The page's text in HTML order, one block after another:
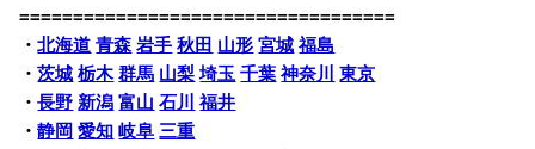
===================================
・北海道 青森 岩手 秋田 山形 宮城 福島
・茨城 栃木 群馬 山梨 埼玉 千葉 神奈川
東京
・長野 新潟 富山 石川
福井
・静岡 愛知 岐阜 三重